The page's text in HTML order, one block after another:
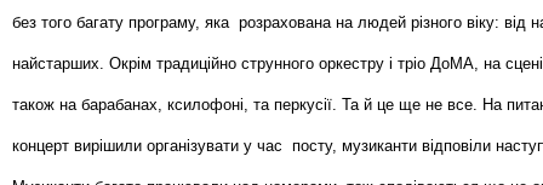
без того багату програму, яка розрахована на людей різного віку: від
найстарших. Окрім традиційно струнного оркестру і тріо ДоМА, на
також на барабанах, ксилофоні, та перкусії. Та й це ще не все. На
концерт вирішили організувати у час посту, музиканти відповіли